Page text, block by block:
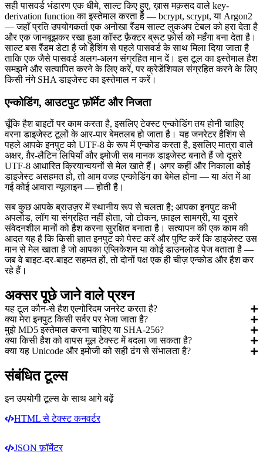
सही पासवर्ड भंडारण एक धीमे, साल्ट किए हुए, ख़ास मक़सद वाले key-
derivation function का इस्तेमाल करता है — bcrypt, scrypt, या Argon2
— जहाँ प्रति उपयोगकर्ता एक अनोखा रैंडम साल्ट लुकअप टेबल को हरा देता है
और एक जानबूझकर रखा हुआ कॉस्ट फ़ैक्टर ब्रूट फ़ोर्स को महँगा बना देता है।
साल्ट बस रैंडम डेटा है जो हैशिंग से पहले पासवर्ड के साथ मिला दिया जाता है
ताकि एक जैसे पासवर्ड अलग-अलग संग्रहित मान दें। इस टूल का इस्तेमाल हैश
समझने और सत्यापित करने के लिए करें, पर क्रेडेंशियल संग्रहित करने के लिए
किसी नंगे SHA डाइजेस्ट का इस्तेमाल न करें।
एन्कोडिंग, आउटपुट फ़ॉर्मेट और निजता
चूँकि हैश बाइटों पर काम करता है, इसलिए टेक्स्ट एन्कोडिंग तय होनी चाहिए
वरना डाइजेस्ट टूलों के आर-पार बेमतलब हो जाता है। यह जनरेटर हैशिंग से
पहले आपके इनपुट को UTF-8 के रूप में एन्कोड करता है, इसलिए मात्रा वाले
अक्षर, ग़ैर-लैटिन लिपियाँ और इमोजी सब मानक डाइजेस्ट बनाते हैं जो दूसरे
UTF-8 आधारित क्रियान्वयनों से मेल खाते हैं। अगर कहीं और निकाला कोई
डाइजेस्ट असहमत हो, तो आम वजह एन्कोडिंग का बेमेल होना — या अंत में आ
गई कोई आवारा न्यूलाइन — होती है।
सब कुछ आपके ब्राउज़र में स्थानीय रूप से चलता है; आपका इनपुट कभी
अपलोड, लॉग या संग्रहित नहीं होता, जो टोकन, फ़ाइल सामग्री, या दूसरे
संवेदनशील मानों को हैश करना सुरक्षित बनाता है। सत्यापन की एक काम की
आदत यह है कि किसी ज्ञात इनपुट को पेस्ट करें और पुष्टि करें कि डाइजेस्ट उस
मान से मेल खाता है जो आपका एप्लिकेशन या कोई डाउनलोड पेज बताता है —
जब वे बाइट-दर-बाइट सहमत हों, तो दोनों पक्ष एक ही चीज़ एन्कोड और हैश कर
रहे हैं।
अक्सर पूछे जाने वाले प्रश्न
यह टूल कौन-से हैश एल्गोरिदम जनरेट करता है?
क्या मेरा इनपुट किसी सर्वर पर भेजा जाता है?
मुझे MD5 इस्तेमाल करना चाहिए या SHA-256?
क्या किसी हैश को वापस मूल टेक्स्ट में बदला जा सकता है?
क्या यह Unicode और इमोजी को सही ढंग से संभालता है?
संबंधित टूल्स
इन उपयोगी टूल्स के साथ आगे बढ़ें
HTML से टेक्स्ट कनवर्टर
JSON फ़ॉर्मेटर